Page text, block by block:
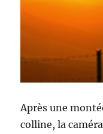
Après une
colline, la